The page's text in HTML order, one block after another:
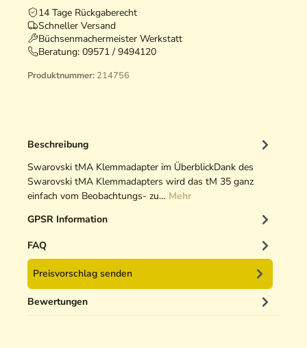
14 Tage Rückgaberecht
Schneller Versand
Büchsenmachermeister Werkstatt
Beratung: 09571 / 9494120
Produktnummer: 214756
Beschreibung
Swarovski tMA Klemmadapter im ÜberblickDank des
Swarovski tMA Klemmadapters wird das tM 35 ganz
einfach vom Beobachtungs- zu… Mehr
GPSR Information
FAQ
Preisvorschlag senden
Bewertungen